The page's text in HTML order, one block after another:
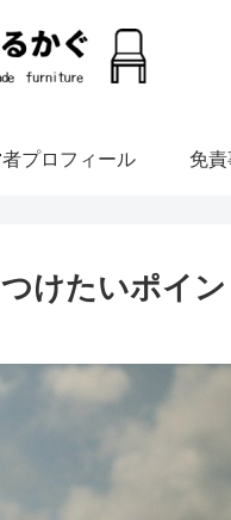
プロフィール 免
けたいポイン